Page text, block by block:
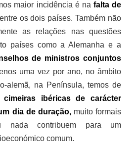
maior incidência é na falta de
os dois países. Também não
as relações nas questões
países como a Alemanha e a
de ministros conjuntos
uma vez por ano, no âmbito
alemã, na Península, temos de
cimeiras ibéricas de carácter
dia de duração,muito formais
contribuem para um
comum.